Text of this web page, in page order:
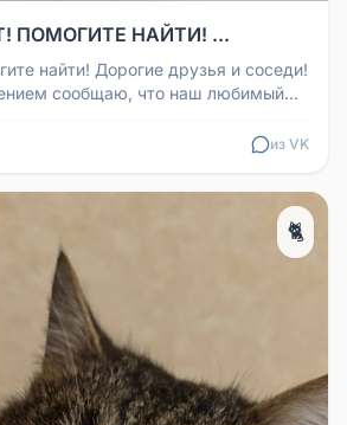
ПОМОГИТЕ НАЙТИ! ...
найти! Дорогие друзья и соседи!
сообщаю, что наш любимый
из VK
🐈